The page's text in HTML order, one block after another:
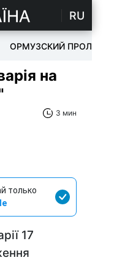
RU
ОРМУЗСКИЙ ПРОЛИВ
на
3 мин
только
17